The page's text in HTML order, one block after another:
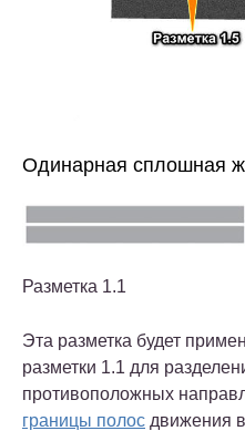
Одинарная сплошная
Разметка 1.1
Эта разметка будет
разметки 1.1 для
противоположных
границы полос движения